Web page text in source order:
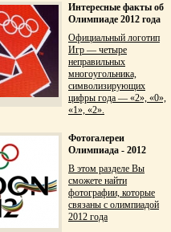
Интересные факты об
Олимпиаде 2012 года
Официальный логотип
Игр — четыре
неправильных
многоугольника,
символизирующих
цифры года — «2», «0»,
«1», «2».
Фотогалереи
Олимпиада - 2012
В этом разделе Вы
сможете найти
фотографии, которые
связаны с олимпиадой
2012 года